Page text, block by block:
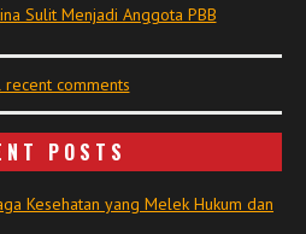
Sulit Menjadi Anggota PBB
comments
POSTS
Kesehatan yang Melek Hukum dan